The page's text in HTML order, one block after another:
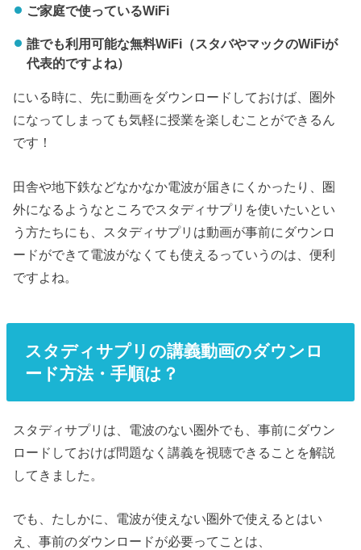
ご家庭で使っているWiFi
誰でも利用可能な無料WiFi（スタバやマックのWiFiが
代表的ですよね）
にいる時に、先に動画をダウンロードしておけば、圏外
になってしまっても気軽に授業を楽しむことができるん
です！
田舎や地下鉄などなかなか電波が届きにくかったり、圏
外になるようなところでスタディサプリを使いたいとい
う方たちにも、スタディサプリは動画が事前にダウンロ
ードができて電波がなくても使えるっていうのは、便利
ですよね。
スタディサプリの講義動画のダウンロ
ード方法・手順は？
スタディサプリは、電波のない圏外でも、事前にダウン
ロードしておけば問題なく講義を視聴できることを解説
してきました。
でも、たしかに、電波が使えない圏外で使えるとはい
え、事前のダウンロードが必要ってことは、